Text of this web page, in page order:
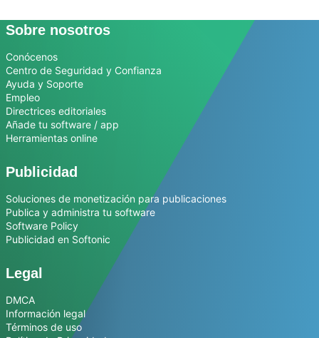
Sobre nosotros
Conócenos
Centro de Seguridad y Confianza
Ayuda y Soporte
Empleo
Directrices editoriales
Añade tu software / app
Herramientas online
Publicidad
Soluciones de monetización para publicaciones
Publica y administra tu software
Software Policy
Publicidad en Softonic
Legal
DMCA
Información legal
Términos de uso